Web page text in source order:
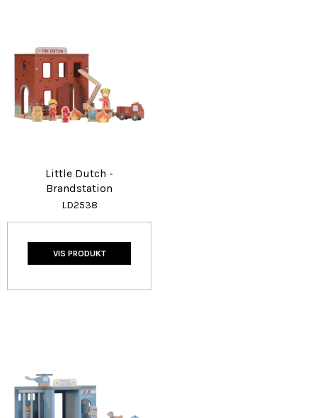
Little Dutch -
Brandstation
LD2538
VIS PRODUKT